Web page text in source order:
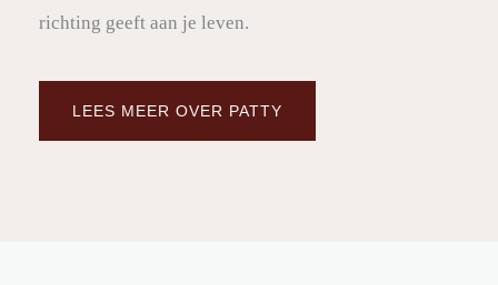
richting geeft aan je leven.
LEES MEER OVER PATTY